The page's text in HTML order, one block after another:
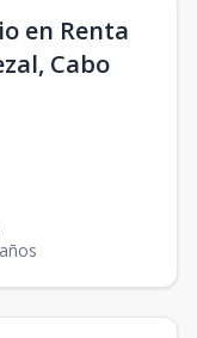
en Renta
Cabo